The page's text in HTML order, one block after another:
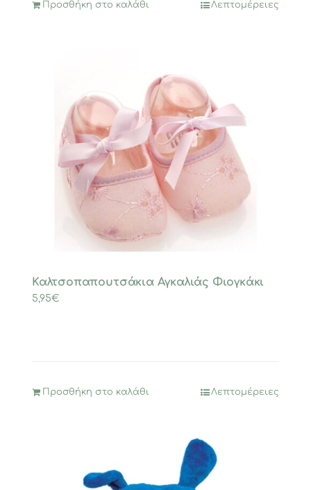
Προσθήκη στο καλάθι Λεπτομέρειες
Καλτσοπαπουτσάκια Αγκαλιάς Φιογκάκι
5,95€
Προσθήκη στο καλάθι Λεπτομέρειες